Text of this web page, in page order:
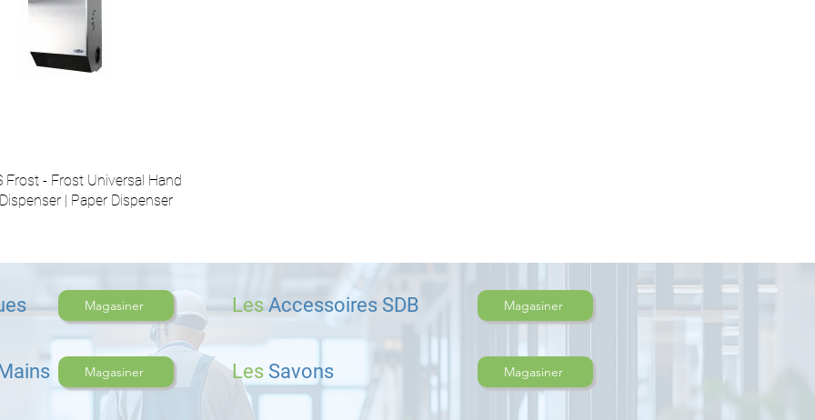
Frost - Frost Universal Hand
| Paper Dispenser
Magasiner
ins Magasiner
Les Accessoires SDB Magasiner
Les Savons Magasiner